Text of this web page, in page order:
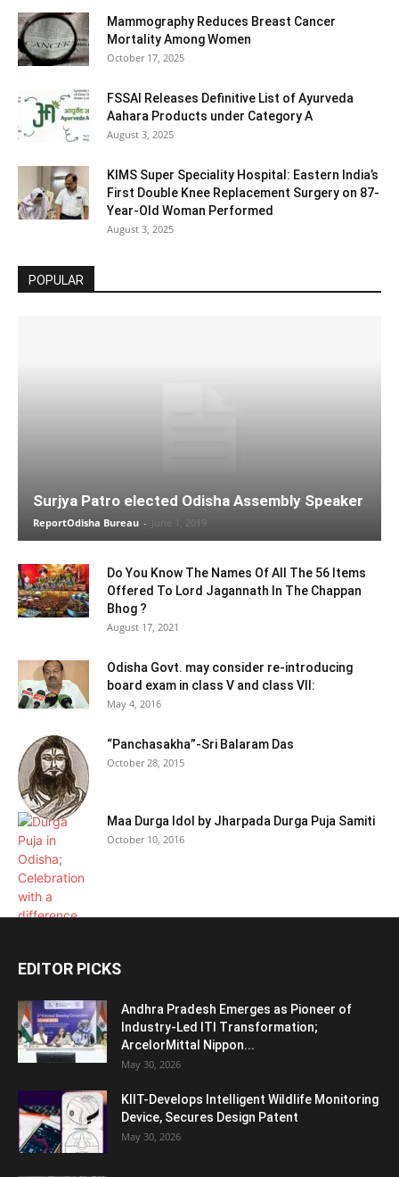
Mammography Reduces Breast Cancer
Mortality Among Women
October 17, 2025
FSSAI Releases Definitive List of Ayurveda
Aahara Products under Category A
August 3, 2025
KIMS Super Speciality Hospital: Eastern India’s
First Double Knee Replacement Surgery on 87-
Year-Old Woman Performed
August 3, 2025
POPULAR
Surjya Patro elected Odisha Assembly Speaker
ReportOdisha Bureau - June 1, 2019
Do You Know The Names Of All The 56 Items
Offered To Lord Jagannath In The Chappan
Bhog ?
August 17, 2021
Odisha Govt. may consider re-introducing
board exam in class V and class VII:
May 4, 2016
“Panchasakha”-Sri Balaram Das
October 28, 2015
Maa Durga Idol by Jharpada Durga Puja Samiti
October 10, 2016
EDITOR PICKS
Andhra Pradesh Emerges as Pioneer of
Industry-Led ITI Transformation;
ArcelorMittal Nippon...
May 30, 2026
KIIT-Develops Intelligent Wildlife Monitoring
Device, Secures Design Patent
May 30, 2026